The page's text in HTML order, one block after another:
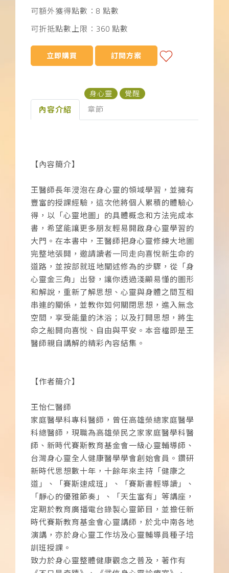
可額外獲得點數：8 點數
可折抵點數上限：360 點數
立即購買 訂閱方案
身心靈 覺醒
內容介紹 章節
【內容簡介】
王醫師長年浸泡在身心靈的領域學習，並擁有
豐富的授課經驗，這次他將個人累積的體驗心
得，以「心靈地圖」的具體概念和方法完成本
書，希望能讓更多朋友輕易開啟身心靈學習的
大門。在本書中，王醫師把身心靈修練大地圖
完整地張開，邀請讀者一同走向喜悅新生命的
道路，並按部就班地闡述修為的步驟，從「身
心靈金三角」出發，讓你透過淺顯易懂的圖形
和解說，重新了解思想、心靈與身體之間互相
串連的關係，並教你如何關閉思想，進入無念
空間，享受能量的沐浴；以及打開思想，將生
命之船開向喜悅、自由與平安。本音檔即是王
醫師親自講解的精彩內容結集。
【作者簡介】
王怡仁醫師
家庭醫學科專科醫師，曾任高雄榮總家庭醫學
科總醫師，現職為高雄榮民之家家庭醫學科醫
師、新時代賽斯教育基金會一級心靈輔導師、
台灣身心靈全人健康醫學學會創始會員。鑽研
新時代思想數十年，十餘年來主持「健康之
道」、「賽斯速成班」、「賽斯書輕導讀」、
「靜心的優雅節奏」、「天生富有」等講座，
定期於教育廣播電台錄製心靈節目，並擔任新
時代賽斯教育基金會心靈講師，於北中南各地
演講，亦於身心靈工作坊及心靈輔導員種子培
訓班授課。
致力於身心靈整體健康觀念之普及，著作有